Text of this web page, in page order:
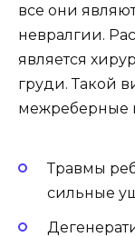
все они
невралгии.
является
груди. Такой
межреберные
Травмы
сильные